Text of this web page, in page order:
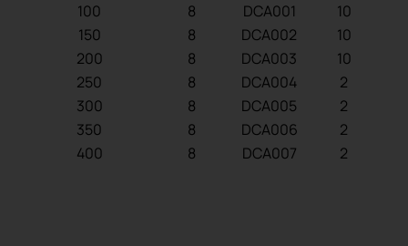
100 8 DCA001
10
150
8 DCA002
10
200
8 DCA003
10
250
8 DCA004
2
300
8 DCA005
2
350
8 DCA006
2
400
8 DCA007 2